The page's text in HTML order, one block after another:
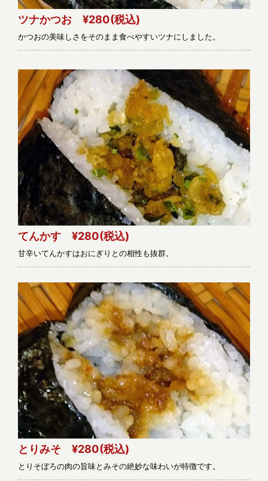
ツナかつお ¥280(税込)
かつおの美味しさをそのまま食べやすいツナにしました。
てんかす ¥280(税込)
甘辛いてんかすはおにぎりとの相性も抜群。
とりみそ ¥280(税込)
とりそぼろの肉の旨味とみその絶妙な味わいが特徴です。